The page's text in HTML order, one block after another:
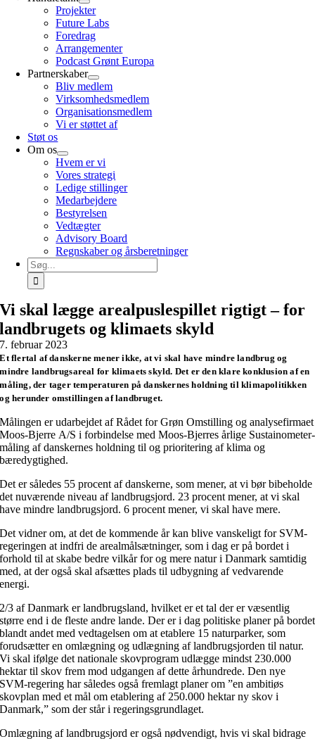
Projekter
Future Labs
Foredrag
Arrangementer
Podcast Grønt Europa
Partnerskaber
Bliv medlem
Virksomhedsmedlem
Organisationsmedlem
Vi er støttet af
Støt os
Om os
Hvem er vi
Vores strategi
Ledige stillinger
Medarbejdere
Bestyrelsen
Vedtægter
Advisory Board
Regnskaber og årsberetninger
Søg
efter:
Vi skal lægge arealpuslespillet rigtigt – for
landbrugets og klimaets skyld
7. februar 2023
Et flertal af danskerne mener ikke, at vi skal have mindre landbrug og
mindre landbrugsareal for klimaets skyld. Det er den klare konklusion af en
måling, der tager temperaturen på danskernes holdning til klimapolitikken
og herunder omstillingen af landbruget.
Målingen er udarbejdet af Rådet for Grøn Omstilling og analysefirmaet
Moos-Bjerre A/S i forbindelse med Moos-Bjerres årlige Sustainometer-
måling af danskernes holdning til og prioritering af klima og
bæredygtighed.
Det er således 55 procent af danskerne, som mener, at vi bør bibeholde
det nuværende niveau af landbrugsjord. 23 procent mener, at vi skal
have mindre landbrugsjord. 6 procent mener, vi skal have mere.
Det vidner om, at det de kommende år kan blive vanskeligt for SVM-
regeringen at indfri de arealmålsætninger, som i dag er på bordet i
forhold til at skabe bedre vilkår for og mere natur i Danmark samtidig
med, at der også skal afsættes plads til udbygning af vedvarende
energi.
2/3 af Danmark er landbrugsland, hvilket er et tal der er væsentlig
større end i de fleste andre lande. Der er i dag politiske planer på bordet
blandt andet med vedtagelsen om at etablere 15 naturparker, som
forudsætter en omlægning og udlægning af landbrugsjorden til natur.
Vi skal ifølge det nationale skovprogram udlægge mindst 230.000
hektar til skov frem mod udgangen af dette århundrede. Den nye
SVM-regering har således også fremlagt planer om ”en ambitiøs
skovplan med et mål om etablering af 250.000 hektar ny skov i
Danmark,” som der står i regeringsgrundlaget.
Omlægning af landbrugsjord er også nødvendigt, hvis vi skal bidrage